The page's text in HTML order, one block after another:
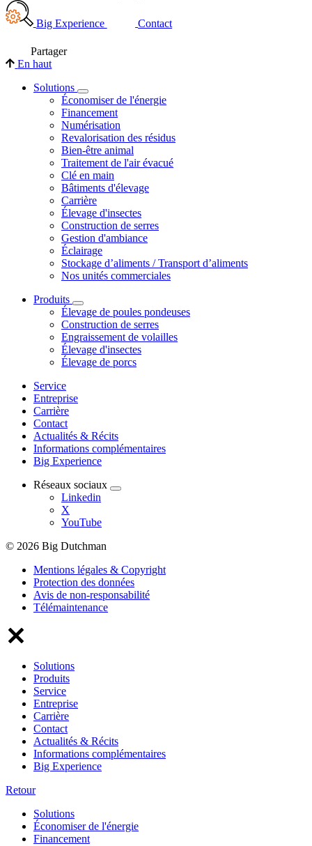
Big Experience Contact
Partager
En haut
Solutions
Économiser de l'énergie
Financement
Numérisation
Revalorisation des résidus
Bien-être animal
Traitement de l'air évacué
Clé en main
Bâtiments d'élevage
Carrière
Élevage d'insectes
Construction de serres
Gestion d'ambiance
Éclairage
Stockage d’aliments / Transport d’aliments
Nos unités commerciales
Produits
Élevage de poules pondeuses
Construction de serres
Engraissement de volailles
Élevage d'insectes
Élevage de porcs
Service
Entreprise
Carrière
Contact
Actualités & Récits
Informations complémentaires
Big Experience
Réseaux sociaux
Linkedin
X
YouTube
© 2026 Big Dutchman
Mentions légales & Copyright
Protection des données
Avis de non-responsabilité
Télémaintenance
Solutions
Produits
Service
Entreprise
Carrière
Contact
Actualités & Récits
Informations complémentaires
Big Experience
Retour
Solutions
Économiser de l'énergie
Financement